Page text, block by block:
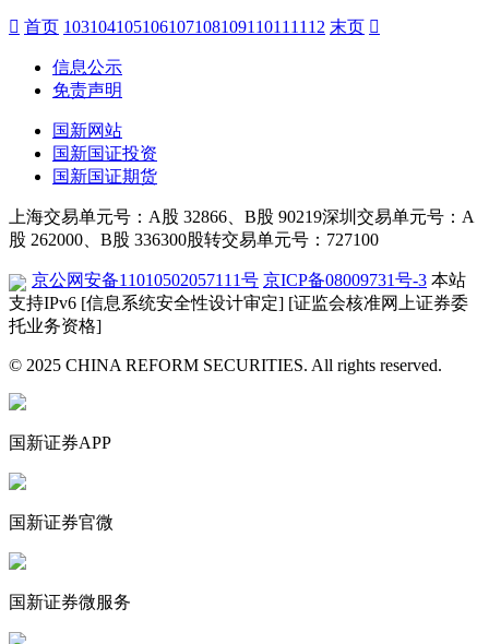
首页 103104105106107108109110111 112 末页
信息公示
免责声明
国新网站
国新国证投资
国新国证期货
上海交易单元号：A股 32866、B股 90219深圳交易单元号：A
股 262000、B股 336300股转交易单元号：727100
京公网安备11010502057111号 京ICP备08009731号-3 本站
支持IPv6 [信息系统安全性设计审定] [证监会核准网上证券委
托业务资格]
© 2025 CHINA REFORM SECURITIES. All rights reserved.
国新证券APP
国新证券官微
国新证券微服务